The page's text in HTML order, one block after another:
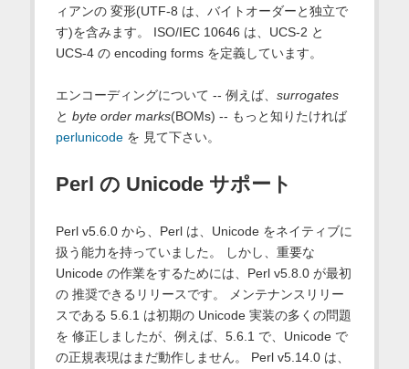
ィアンの 変形(UTF-8 は、バイトオーダーと独立で
す)を含みます。 ISO/IEC 10646 は、UCS-2 と
UCS-4 の encoding forms を定義しています。
エンコーディングについて -- 例えば、 surrogates
と byte order marks(BOMs) -- もっと知りたければ
perlunicodeを 見て下さい。
Perl の Unicode サポート
Perl v5.6.0 から、Perl は、Unicode をネイティブに
扱う能力を持っていました。 しかし、重要な
Unicode の作業をするためには、Perl v5.8.0 が最初
の 推奨できるリリースです。 メンテナンスリリー
スである 5.6.1 は初期の Unicode 実装の多くの問題
を 修正しましたが、例えば、5.6.1 で、Unicode で
の正規表現はまだ動作しません。 Perl v5.14.0 は、